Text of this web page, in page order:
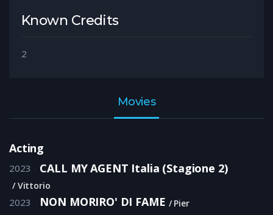
Known Credits
2
Movies
Acting
2023 CALL MY AGENT Italia (Stagione 2)
Vittorio
2023 NON MORIRO' DI FAME Pier